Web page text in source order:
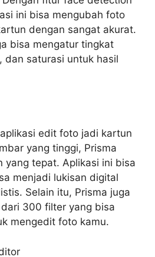
ini bisa mengubah foto
dengan sangat akurat.
bisa mengatur tingkat
dan saturasi untuk hasil
edit foto jadi kartun
yang tinggi, Prisma
yang tepat. Aplikasi ini bisa
menjadi lukisan digital
Selain itu, Prisma juga
300 filter yang bisa
mengedit foto kamu.